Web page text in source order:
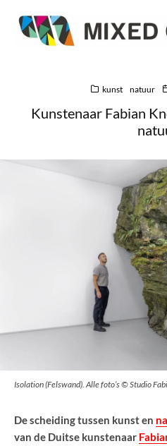
kunst natuur
Kunstenaar Fabian
Isolation (Felswand). Alle foto’s © Studio
De scheiding tussen kunst en
van de Duitse kunstenaar